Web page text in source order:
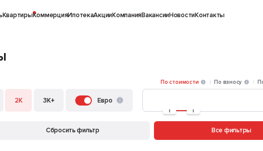
КвартирыКоммерцияИпотекаАкцииКомпанияВакансииНовостиКонтакты
2К 3К+ Евро
По стоимости По взносу
Сбросить фильтр Все фильтры